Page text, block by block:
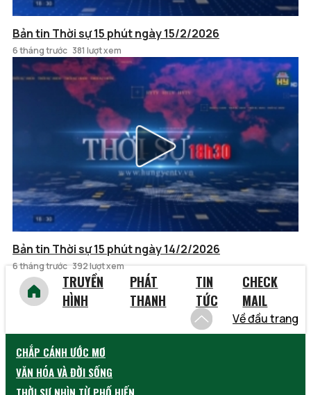
Bản tin Thời sự 15 phút ngày 15/2/2026
6 tháng trước 381 lượt xem
Bản tin Thời sự 15 phút ngày 14/2/2026
6 tháng trước 392 lượt xem
TRUYỀN
HÌNH
PHÁT
THANH
TIN
TỨC
CHECK
MAIL
Về đầu trang
CHẮP CÁNH ƯỚC MƠ
VĂN HÓA VÀ ĐỜI SỐNG